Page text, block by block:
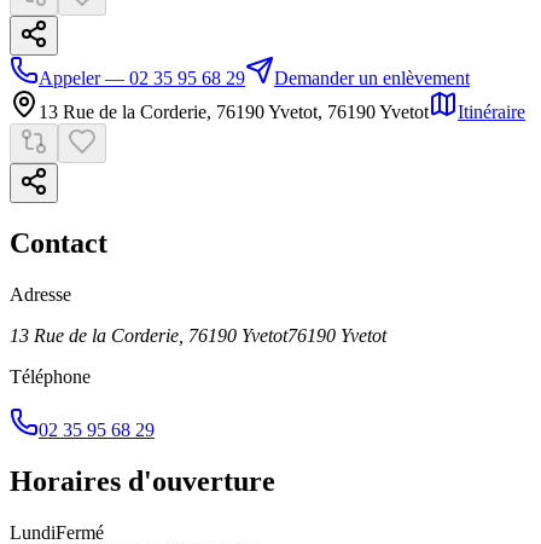
Appeler — 02 35 95 68 29
Demander un enlèvement
13 Rue de la Corderie, 76190 Yvetot, 76190Yvetot Itinéraire
Contact
Adresse
13 Rue de la Corderie, 76190 Yvetot76190 Yvetot
Téléphone
02 35 95 68 29
Horaires d'ouverture
LundiFermé